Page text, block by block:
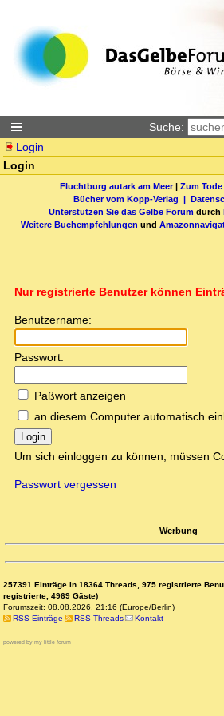
Suche:
Login
Login
Fluchtburg autark am Meer| Zum
Bücher vom Kopp-Verlag |
Unterstützen Sie das Gelbe Forum durch
Weitere Buchempfehlungen und
Nur registrierte Benutzer können
Benutzername:
Passwort:
Paßwort anzeigen
an diesem Computer automatisch
Login
Um sich einloggen zu können, müssen
Passwort vergessen
Werbung
257391 Einträge in 18364 Threads, 975 registrierte
registrierte, 4969 Gäste)
Forumszeit: 08.08.2026, 21:16 (Europe/Berlin)
RSS Einträge
RSS Threads Kontakt
powered by my little forum